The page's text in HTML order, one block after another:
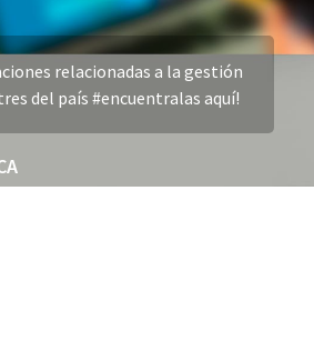
relacionadas a la gestión
del país #encuentralas aquí!